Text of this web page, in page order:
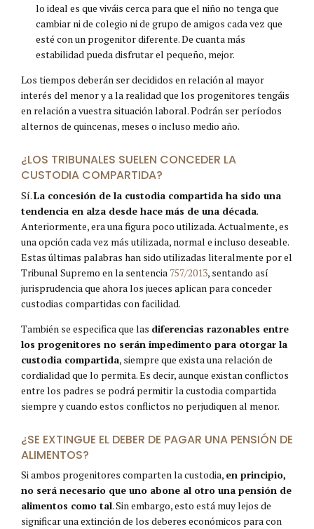
lo ideal es que viváis cerca para que el niño no tenga que
cambiar ni de colegio ni de grupo de amigos cada vez que
esté con un progenitor diferente. De cuanta más
estabilidad pueda disfrutar el pequeño, mejor.
Los tiempos deberán ser decididos en relación al mayor
interés del menor y a la realidad que los progenitores tengáis
en relación a vuestra situación laboral. Podrán ser períodos
alternos de quincenas, meses o incluso medio año.
¿LOS TRIBUNALES SUELEN CONCEDER LA
CUSTODIA COMPARTIDA?
Sí.La concesión de la custodia compartida ha sido una
tendencia en alza desde hace más de una década.
Anteriormente, era una figura poco utilizada. Actualmente, es
una opción cada vez más utilizada, normal e incluso deseable.
Estas últimas palabras han sido utilizadas literalmente por el
Tribunal Supremo en la sentencia 757/2013, sentando así
jurisprudencia que ahora los jueces aplican para conceder
custodias compartidas con facilidad.
También se especifica que las diferencias razonables entre
los progenitores no serán impedimento para otorgar la
custodia compartida, siempre que exista una relación de
cordialidad que lo permita. Es decir, aunque existan conflictos
entre los padres se podrá permitir la custodia compartida
siempre y cuando estos conflictos no perjudiquen al menor.
¿SE EXTINGUE EL DEBER DE PAGAR UNA PENSIÓN DE
ALIMENTOS?
Si ambos progenitores comparten la custodia, en principio,
no será necesario que uno abone al otro una pensión de
alimentos como tal. Sin embargo, esto está muy lejos de
significar una extinción de los deberes económicos para con